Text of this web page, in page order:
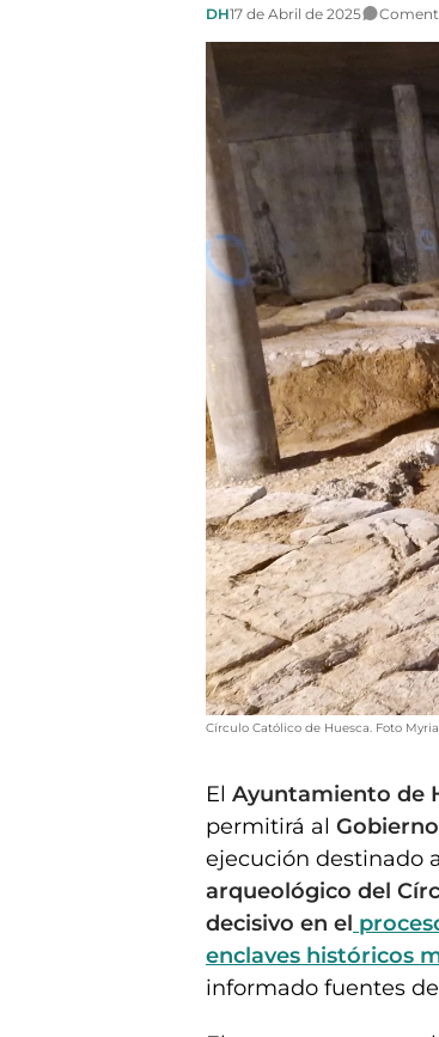
DH17 de Abril de 2025
Círculo Católico de Huesca. Foto
El Ayuntamiento de
permitirá al
ejecución destinado
arqueológico del
decisivo en el
enclaves históricos
informado fuentes